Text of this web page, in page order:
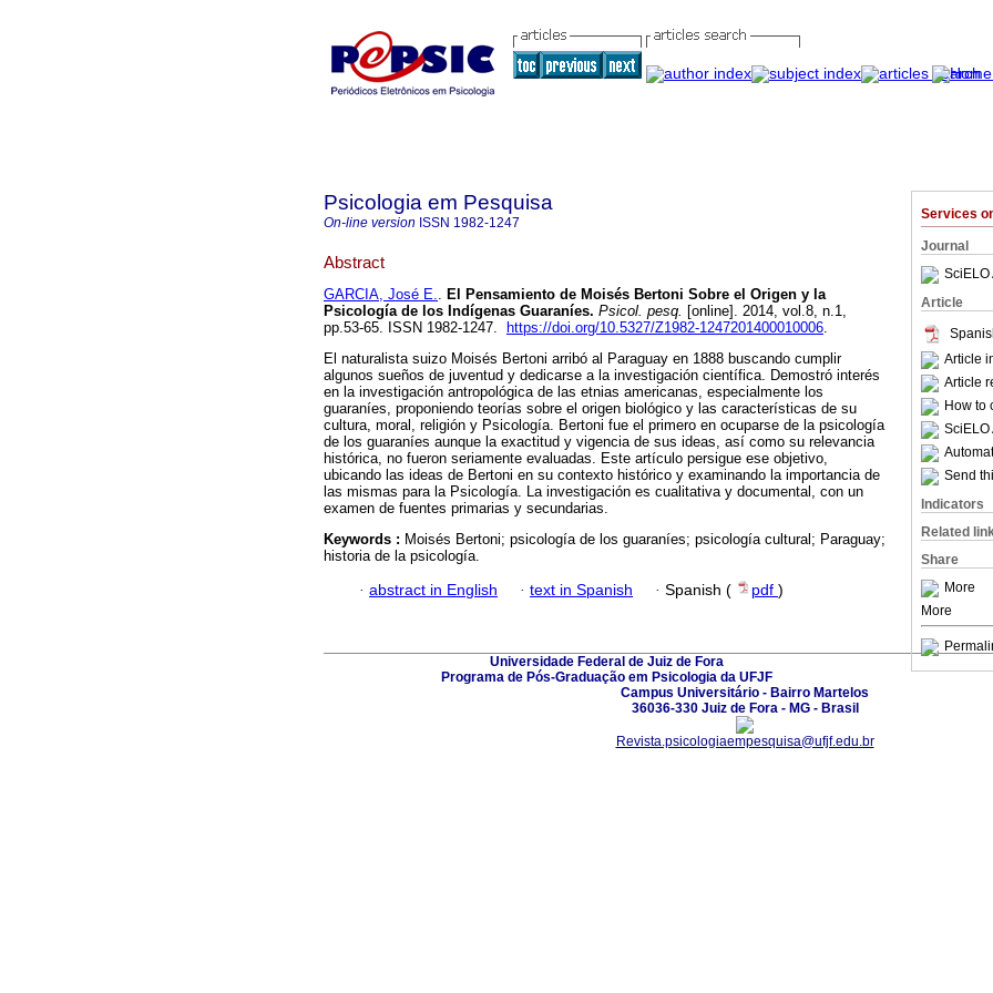
Services
Journal
SciELO
Article
Article
Article
How to
SciELO
Send
Indicators
Related
Share
More
More
Psicologia em Pesquisa
On-line version ISSN 1982-1247
Abstract
GARCIA, José E.. El Pensamiento de Moisés Bertoni Sobre el Origen y la
Psicología de los Indígenas Guaraníes. Psicol. pesq. [online]. 2014, vol.8, n.1,
pp.53-65. ISSN 1982-1247.
https://doi.org/10.5327/Z1982-1247201400010006.
El naturalista suizo Moisés Bertoni arribó al Paraguay en 1888 buscando cumplir
algunos sueños de juventud y dedicarse a la investigación científica. Demostró interés
en la investigación antropológica de las etnias americanas, especialmente los
guaraníes, proponiendo teorías sobre el origen biológico y las características de su
cultura, moral, religión y Psicología. Bertoni fue el primero en ocuparse de la psicología
de los guaraníes aunque la exactitud y vigencia de sus ideas, así como su relevancia
histórica, no fueron seriamente evaluadas. Este artículo persigue ese objetivo,
ubicando las ideas de Bertoni en su contexto histórico y examinando la importancia de
las mismas para la Psicología. La investigación es cualitativa y documental, con un
examen de fuentes primarias y secundarias.
Keywords : Moisés Bertoni; psicología de los guaraníes; psicología cultural; Paraguay;
historia de la psicología.
· abstract in English · text in Spanish · Spanish ( pdf )
Universidade Federal de Juiz de Fora
Programa de Pós-Graduação em Psicologia da UFJF
Campus Universitário - Bairro Martelos
36036-330 Juiz de Fora - MG - Brasil
Revista.psicologiaempesquisa@ufjf.edu.br